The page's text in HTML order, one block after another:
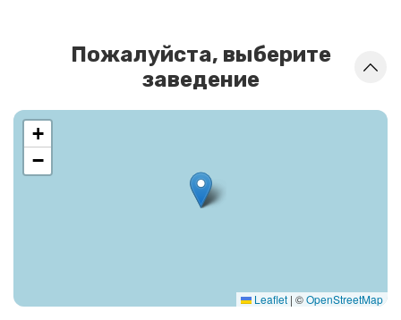
Пожалуйста, выберите
заведение
+
−
Leaflet | ©OpenStreetMap